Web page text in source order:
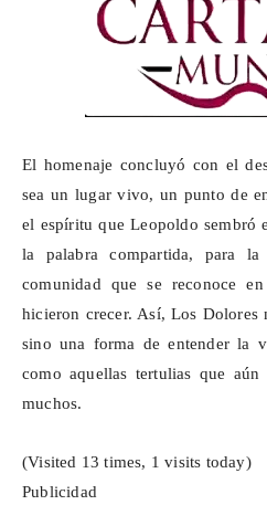
El homenaje concluyó con el
sea un lugar vivo, un punto de
el espíritu que Leopoldo sembró
la palabra compartida, para
comunidad que se reconoce
hicieron crecer. Así, Los Dolores
sino una forma de entender la
como aquellas tertulias que
muchos.
(Visited 13 times, 1 visits today)
Publicidad